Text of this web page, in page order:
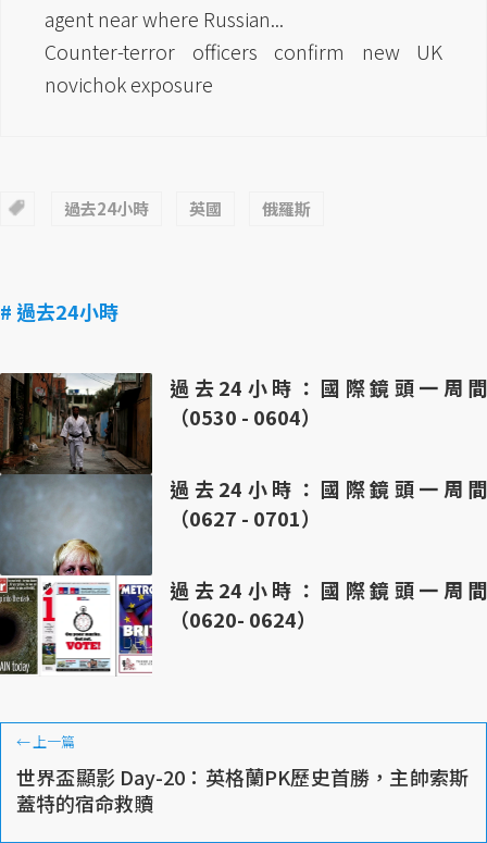
agent near where Russian...
Counter-terror officers confirm new UK
novichok exposure
過去24小時 英國 俄羅斯
# 過去24小時
過去24小時：國際鏡頭一周間
（0530 - 0604）
過去24小時：國際鏡頭一周間
（0627 - 0701）
過去24小時：國際鏡頭一周間
（0620- 0624）
← 上一篇
世界盃顯影 Day-20：英格蘭PK歷史首勝，主帥索斯
蓋特的宿命救贖